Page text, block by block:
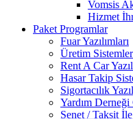
Vomsis
Hizmet
Paket Programlar
Fuar Yazılımları
Üretim
Rent A Car
Hasar Takip
Sigortacılık
Yardım
Senet / Taksit